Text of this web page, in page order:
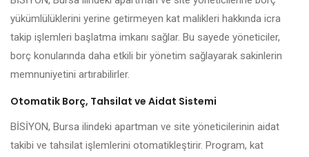
yükümlülüklerini yerine getirmeyen kat malikleri hakkında icra
takip işlemleri başlatma imkanı sağlar. Bu sayede yöneticiler,
borç konularında daha etkili bir yönetim sağlayarak sakinlerin
memnuniyetini artırabilirler.
Otomatik Borç, Tahsilat ve Aidat Sistemi
BİSİYON, Bursa ilindeki apartman ve site yöneticilerinin aidat
takibi ve tahsilat işlemlerini otomatikleştirir. Program, kat